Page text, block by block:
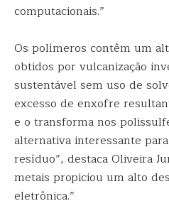
computacionais.”
Os polímeros contêm um
obtidos por vulcanização
sustentável sem uso de
excesso de enxofre
e o transforma nos
alternativa interessante
resíduo”, destaca Oliveira
metais propiciou um alto
eletrônica.”